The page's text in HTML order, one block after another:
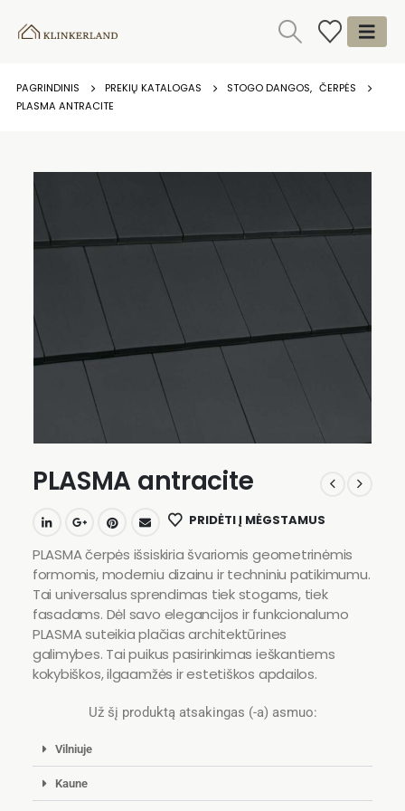
PAGRINDINIS PREKIŲ KATALOGAS STOGO DANGOS, ČERPĖS
PLASMA ANTRACITE
PLASMA antracite
PRIDĖTI Į MĖGSTAMUS
PLASMA čerpės išsiskiria švariomis geometrinėmis
formomis, moderniu dizainu ir techniniu patikimumu.
Tai universalus sprendimas tiek stogams, tiek
fasadams. Dėl savo elegancijos ir funkcionalumo
PLASMA suteikia plačias architektūrines
galimybes. Tai puikus pasirinkimas ieškantiems
kokybiškos, ilgaamžės ir estetiškos apdailos.
Už šį produktą atsakingas (-a) asmuo:
Vilniuje
Kaune